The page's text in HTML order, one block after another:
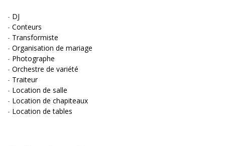
- DJ
- Conteurs
- Transformiste
- Organisation de mariage
- Photographe
- Orchestre de variété
- Traiteur
- Location de salle
- Location de chapiteaux
- Location de tables